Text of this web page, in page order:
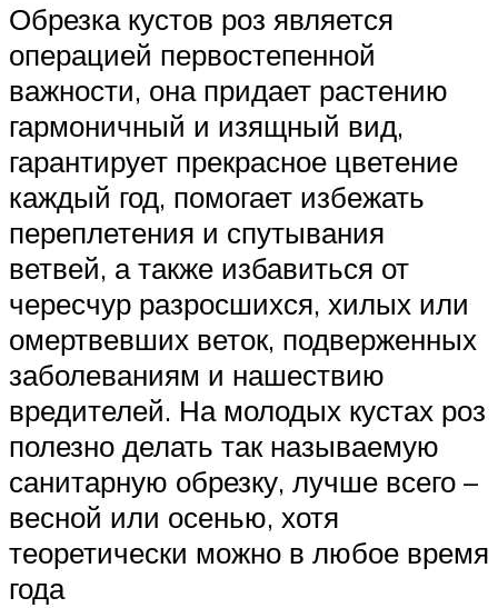
Обрезка кустов роз является
операцией первостепенной
важности, она придает растению
гармоничный и изящный вид,
гарантирует прекрасное цветение
каждый год, помогает избежать
переплетения и спутывания
ветвей, а также избавиться от
чересчур разросшихся, хилых или
омертвевших веток, подверженных
заболеваниям и нашествию
вредителей. На молодых кустах роз
полезно делать так называемую
санитарную обрезку, лучше всего –
весной или осенью, хотя
теоретически можно в любое время
года